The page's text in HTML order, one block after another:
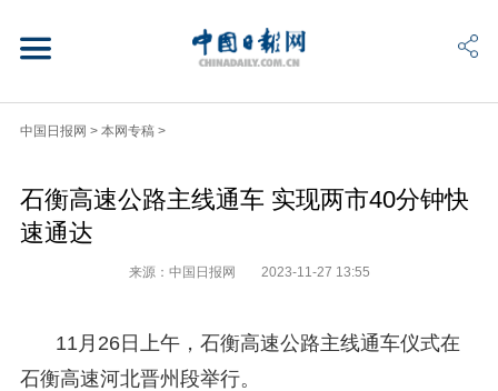
中国日报网 > 本网专稿 >
石衡高速公路主线通车 实现两市40分钟快
速通达
来源：中国日报网 2023-11-27 13:55
11月26日上午，石衡高速公路主线通车仪式在
石衡高速河北晋州段举行。